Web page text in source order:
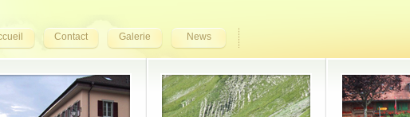
Contact Galerie News